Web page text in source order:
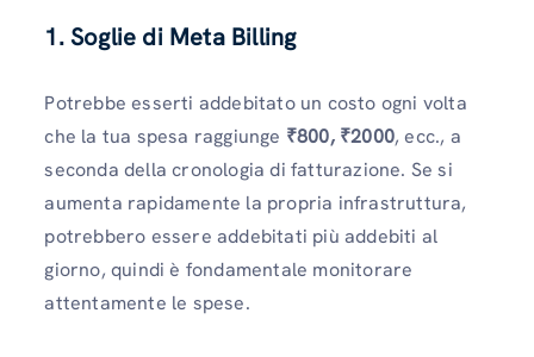
1. Soglie di Meta Billing
Potrebbe esserti addebitato un costo ogni volta
che la tua spesa raggiunge ₹800, ₹2000, ecc., a
seconda della cronologia di fatturazione. Se si
aumenta rapidamente la propria infrastruttura,
potrebbero essere addebitati più addebiti al
giorno, quindi è fondamentale monitorare
attentamente le spese.